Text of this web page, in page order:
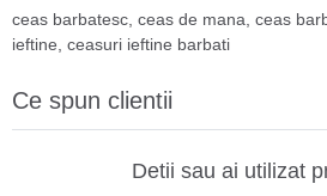
ceas barbatesc ceas de mana ceas
ieftine ceasuri ieftine barbati
Ce spun clientii
Detii sau ai utilizat